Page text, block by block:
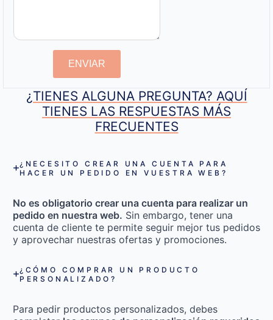
ENVIAR
¿TIENES ALGUNA PREGUNTA? AQUÍ
TIENES LAS RESPUESTAS MÁS
FRECUENTES
¿NECESITO CREAR UNA CUENTA PARA
HACER UN PEDIDO EN VUESTRA WEB?
No es obligatorio crear una cuenta para realizar un
pedido en nuestra web. Sin embargo, tener una
cuenta de cliente te permite seguir mejor tus pedidos
y aprovechar nuestras ofertas y promociones.
¿CÓMO COMPRAR UN PRODUCTO
PERSONALIZADO?
Para pedir productos personalizados, debes